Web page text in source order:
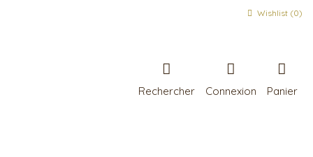
Wishlist (0)
Rechercher Connexion Panier